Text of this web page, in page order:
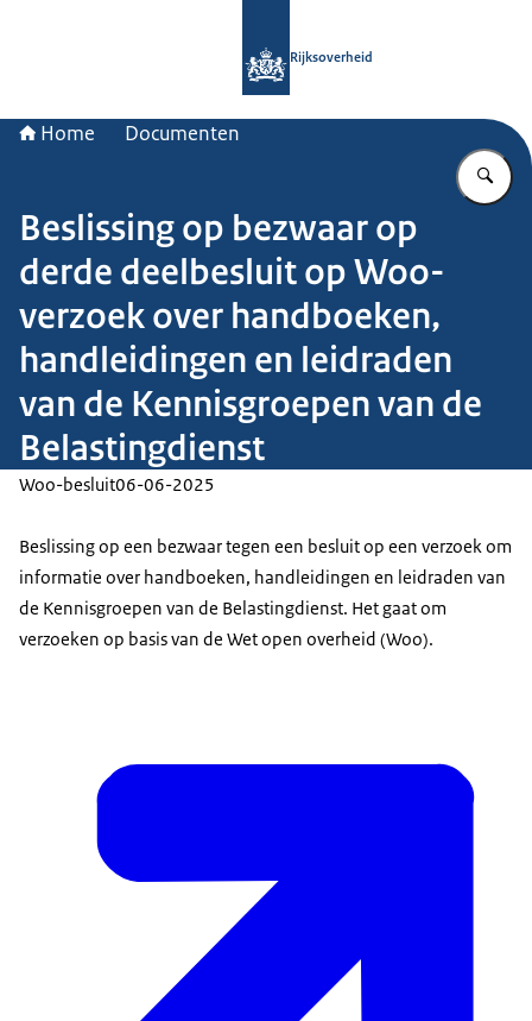
Rijksoverheid
Home Documenten
Beslissing op bezwaar op
derde deelbesluit op Woo-
verzoek over handboeken,
handleidingen en leidraden
van de Kennisgroepen van de
Belastingdienst
Woo-besluit06-06-2025
Beslissing op een bezwaar tegen een besluit op een verzoek om
informatie over handboeken, handleidingen en leidraden van
de Kennisgroepen van de Belastingdienst. Het gaat om
verzoeken op basis van de Wet open overheid (Woo).